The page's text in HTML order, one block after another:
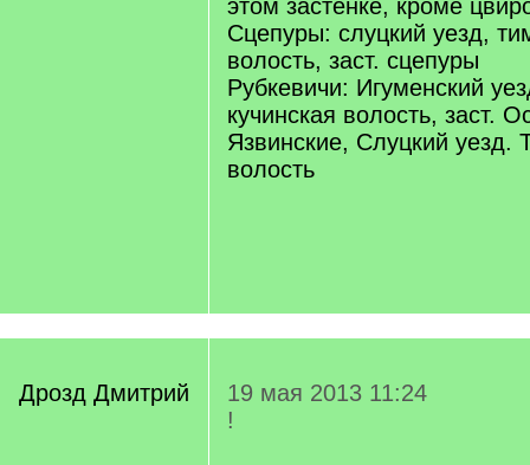
этом застенке, кроме
Сцепуры: слуцкий уезд,
волость, заст. сцепуры
Рубкевичи: Игуменский
кучинская волость, заст.
Язвинские, Слуцкий уезд.
волость
Дрозд Дмитрий
19 мая 2013 11:24
!